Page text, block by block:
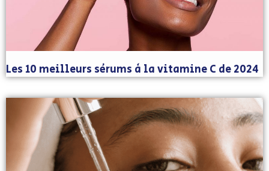
Les 10 meilleurs sérums à la vitamine C de 2024